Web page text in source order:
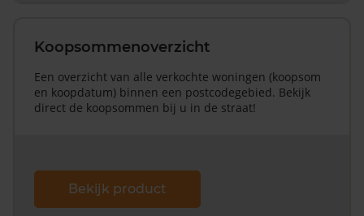
Koopsommenoverzicht
Een overzicht van alle verkochte woningen (koopsom
en koopdatum) binnen een postcodegebied. Bekijk
direct de koopsommen bij u in de straat!
Bekijk product